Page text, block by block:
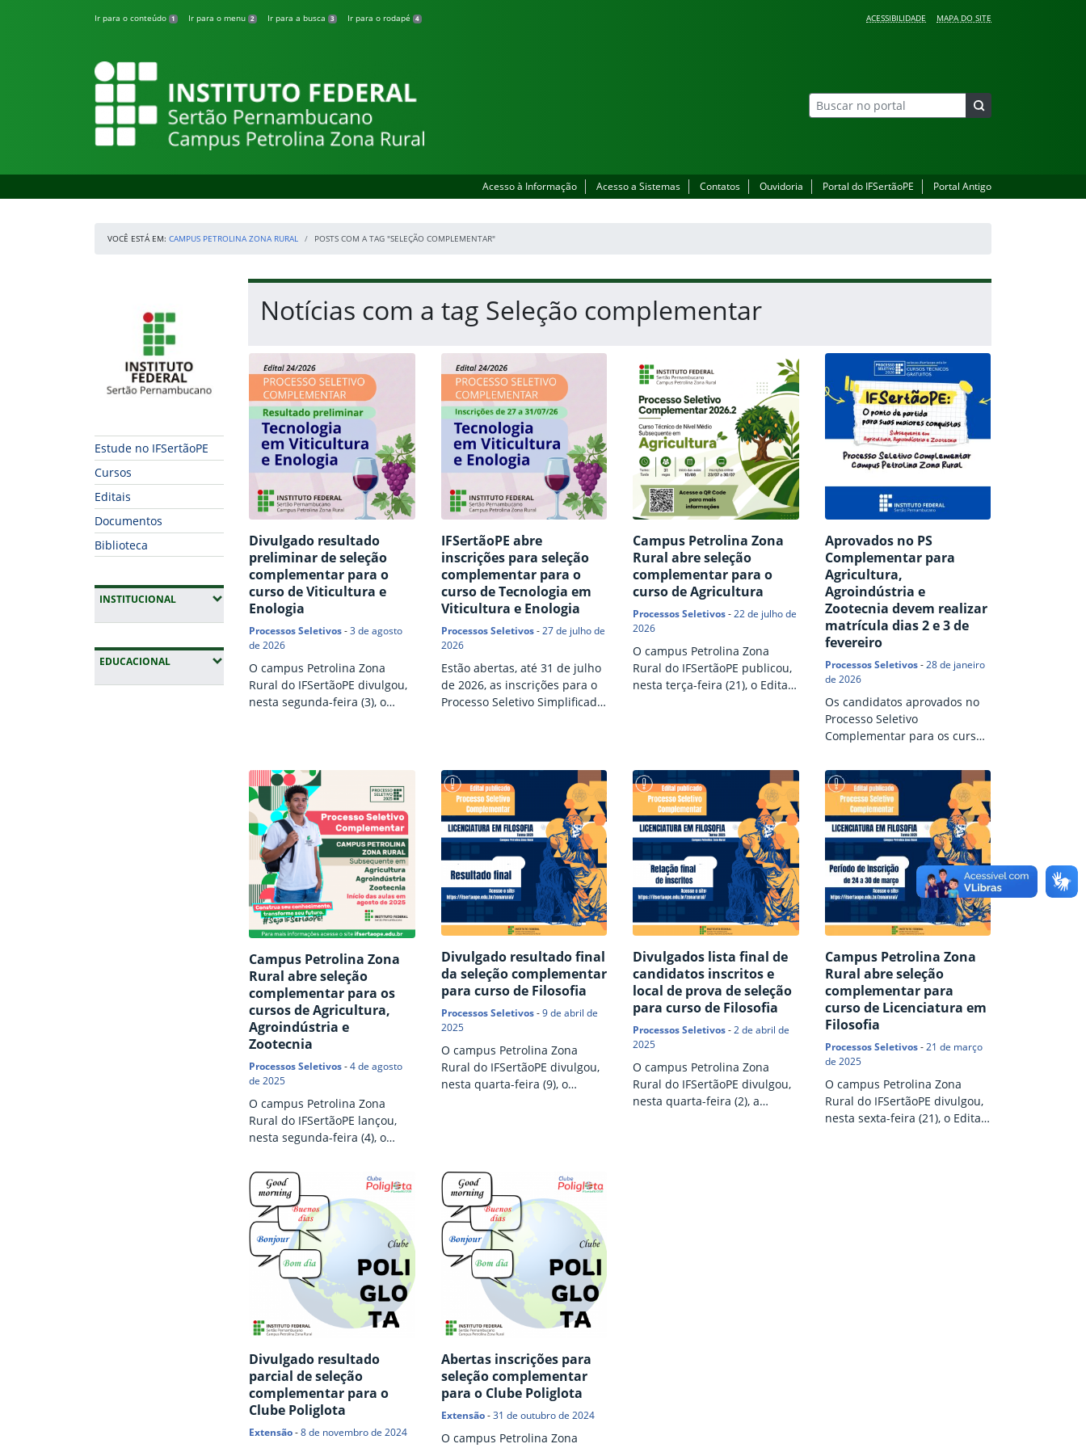
Ir para o conteúdo 1 Ir para o menu 2 Ir para a busca 3 Ir para o rodapé 4 ACESSIBILIDADE MAPA DO SITE
Campus Petrolina Zona Rural
Acesso à Informação Acesso a Sistemas Contatos Ouvidoria Portal do IFSertãoPE Portal Antigo
VOCÊ ESTÁ EM: CAMPUS PETROLINA ZONA RURAL POSTS COM A TAG "SELEÇÃO COMPLEMENTAR"
Estude no IFSertãoPE
Cursos
Editais
Documentos
Biblioteca
INSTITUCIONAL(EXPANDIR SUBMENUS)
EDUCACIONAL(EXPANDIR SUBMENUS)
Início do conteúdo
Notícias com a tag Seleção complementar
Divulgado resultado
preliminar de seleção
complementar para o
curso de Viticultura e
Enologia
Processos Seletivos-3 de agosto
de 2026
O campus Petrolina Zona
Rural do IFSertãoPE divulgou,
nesta segunda-feira (3), o
de vagas remanescentes no
curso superior de Tecnologia
em Viticultura e Enologia, com
ingresso no semestre letivo
2026.2. Clique aqui para
conferir o resultado
preliminar. Os interessados
podem interpor recurso, no
prazo de 24 horas da
publicação, através do…
IFSertãoPE abre
inscrições para seleção
complementar para o
curso de Tecnologia em
Viticultura e Enologia
Processos Seletivos -27 de julho de
2026
Estão abertas, até 31 de julho
de 2026, as inscrições para o
Processo Seletivo Simplificado
em Viticultura e Enologia
ofertado pelo campus
Petrolina Zona Rural do
IFSertãoPE, com ingresso no
semestre letivo 2026.2.
Conforme o Edital nº 24/2026,
a seleção utilizará o resultado
obtido em qualquer edição do
Exame…
Campus Petrolina Zona
Rural abre seleção
complementar para o
curso de Agricultura
Processos Seletivos-22 de julho de
2026
O campus Petrolina Zona
Rural do IFSertãoPE publicou,
nesta terça-feira (21), o Edital
curso Subsequente em
Agricultura, com ingresso no
segundo semestre de 2026. As
inscrições são gratuitas e
devem ser realizadas entre os
dias 23 e 30 de julho, através
de preenchimento de
formulário eletrônico (clique
aqui). Para preenchimento…
Aprovados no PS
Complementar para
Agricultura,
Agroindústria e
Zootecnia devem realizar
matrícula dias 2 e 3 de
fevereiro
Processos Seletivos -28 de janeiro
de 2026
Os candidatos aprovados no
Processo Seletivo
Complementar para os cursos
Agroindústria e Zootecnia,
realizado pelo campus
Petrolina Zona Rural do
IFSertãoPE, devem realizar a
matrícula, presencialmente,
nos dias 2 e 3 de fevereiro, na
Secretaria de Controle
Acadêmico do campus Clique
aqui para conferir o resultado
final da seleção
complementar para ingresso
nos cursos de Agricultura,
Agroindústria…
Campus Petrolina Zona
Rural abre seleção
complementar para os
cursos de Agricultura,
Agroindústria e
Zootecnia
Processos Seletivos-4 de agosto
de 2025
O campus Petrolina Zona
Rural do IFSertãoPE lançou,
nesta segunda-feira (4), o
processo seletivo
complementar para
preenchimento de vagas dos
cursos Subsequentes em
Agricultura, Agroindústria e
Zootecnia, com ingresso no
segundo semestre de 2025. As
inscrições são gratuitas e
devem ser realizadas até o dia
16 de agosto, através de
eletrônico (clique…
Divulgado resultado final
da seleção complementar
para curso de Filosofia
Processos Seletivos -9 de abril de
2025
O campus Petrolina Zona
Rural do IFSertãoPE divulgou,
nesta quarta-feira (9), o
preenchimento de vagas do
curso de Licenciatura em
Filosofia, referente ao Edital nº
8/2025. Os candidatos
classificados terão suas
matrículas efetivadas
automaticamente junto à
Coordenação de Controle
Acadêmico do campus
Petrolina Zona Rural.. A…
Divulgados lista final de
candidatos inscritos e
local de prova de seleção
para curso de Filosofia
Processos Seletivos-2 de abril de
2025
O campus Petrolina Zona
Rural do IFSertãoPE divulgou,
nesta quarta-feira (2), a
Campus Petrolina Zona
Rural abre seleção
complementar para
curso de Licenciatura em
Filosofia
Processos Seletivos -21 de março
de 2025
O campus Petrolina Zona
Rural do IFSertãoPE divulgou,
nesta sexta-feira (21), o Edital
Divulgado resultado
parcial de seleção
complementar para o
Clube Poliglota
Extensão-8 de novembro de 2024
Abertas inscrições para
seleção complementar
para o Clube Poliglota
Extensão -31 de outubro de 2024
O campus Petrolina Zona